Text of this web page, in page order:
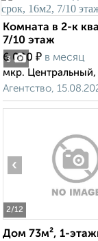
3
Комната в 2-к
7/10 этаж
6 000 ₽ в месяц
мкр. Центральный,
Агентство,
2/12
‹
Дом 73м², 1-